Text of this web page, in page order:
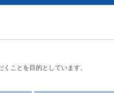
ことを目的としています。